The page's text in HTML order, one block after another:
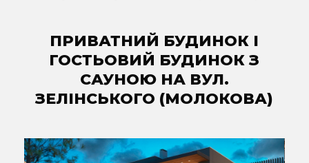
ПРИВАТНИЙ БУДИНОК І
ГОСТЬОВИЙ БУДИНОК З
САУНОЮ НА ВУЛ.
ЗЕЛІНСЬКОГО (МОЛОКОВА)